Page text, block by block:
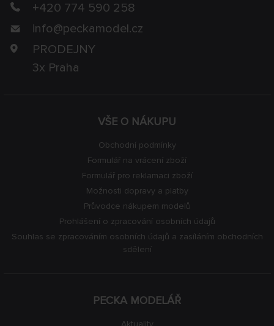
VŠE O NÁKUPU
Obchodní podmínky
Formulář na vrácení zboží
Formulář pro reklamaci zboží
Možnosti dopravy a platby
Průvodce nákupem modelů
Prohlášení o zpracování osobních údajů
Souhlas se zpracováním osobních údajů a zasíláním obchodních
sdělení
PECKA MODELÁŘ
Aktuality
+420 774 590 258
info@peckamodel.cz
PRODEJNY
3x Praha